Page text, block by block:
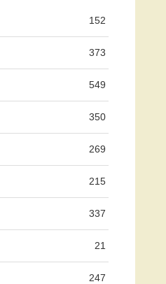
152
373
549
350
269
215
337
21
247